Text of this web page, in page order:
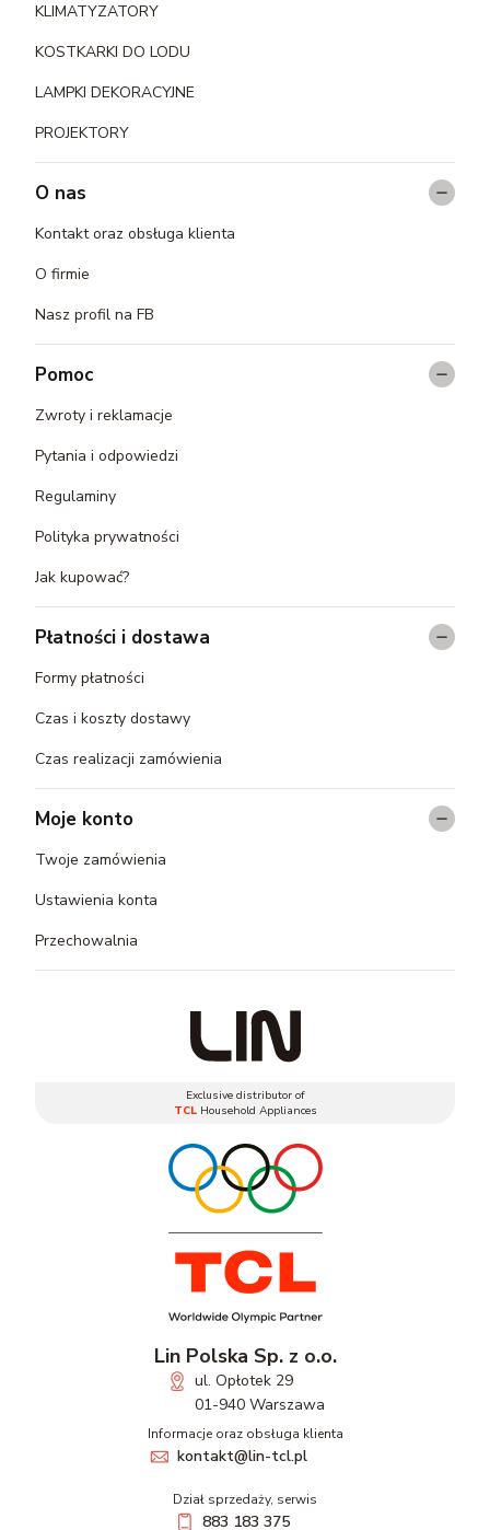
KLIMATYZATORY
KOSTKARKI DO LODU
LAMPKI DEKORACYJNE
PROJEKTORY
O nas
Kontakt oraz obsługa klienta
O firmie
Nasz profil na FB
Pomoc
Zwroty i reklamacje
Pytania i odpowiedzi
Regulaminy
Polityka prywatności
Jak kupować?
Płatności i dostawa
Formy płatności
Czas i koszty dostawy
Czas realizacji zamówienia
Moje konto
Twoje zamówienia
Ustawienia konta
Przechowalnia
Exclusive distributor of
TCLHousehold Appliances
Lin Polska Sp. z o.o.
Informacje oraz obsługa klienta
kontakt@lin-tcl.pl
ul. Opłotek 29
01-940 Warszawa
Dział sprzedaży, serwis
883 183 375